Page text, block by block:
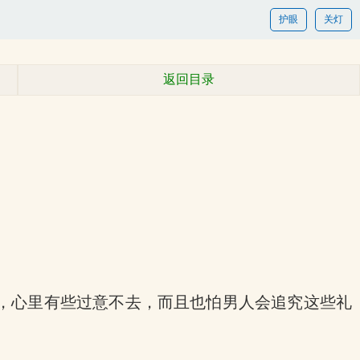
关灯
护眼
返回目录
心里有些过意不去，而且也怕男人会追究这些礼